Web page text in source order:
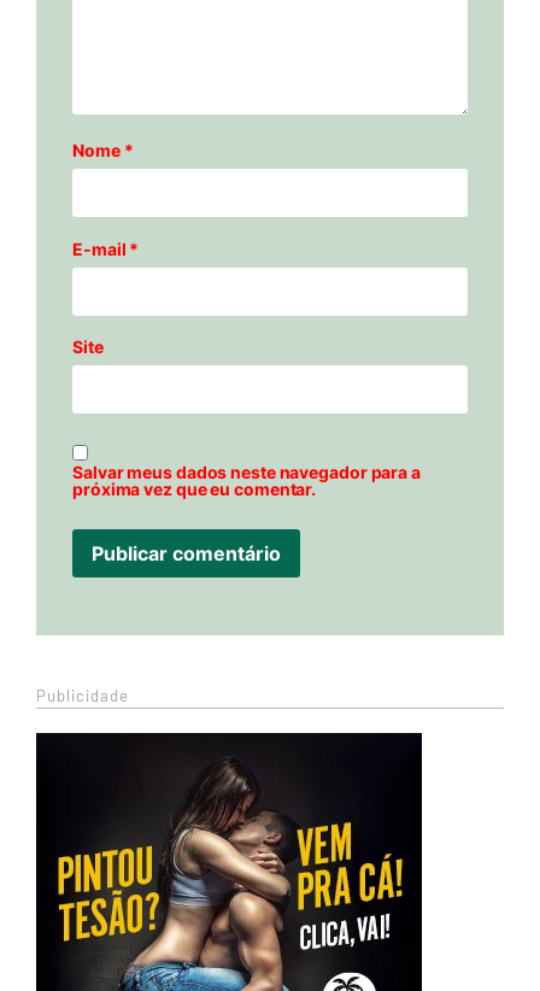
Nome *
E-mail *
Site
Salvar meus dados neste navegador para a
próxima vez que eu comentar.
Publicidade